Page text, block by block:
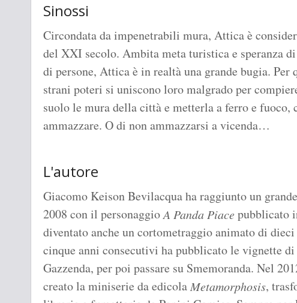
Sinossi
Circondata da impenetrabili mura, Attica è
del XXI secolo. Ambita meta turistica e speranza
di persone, Attica è in realtà una grande bugia. Per
strani poteri si uniscono loro malgrado per
suolo le mura della città e metterla a ferro e fuoco,
ammazzare. O di non ammazzarsi a vicenda…
L'autore
Giacomo Keison Bevilacqua ha raggiunto un
2008 con il personaggioA Panda Piace pubblicato
diventato anche un cortometraggio animato di
cinque anni consecutivi ha pubblicato le vignette
Gazzenda, per poi passare su Smemoranda. Nel
creato la miniserie da edicolaMetamorphosis,